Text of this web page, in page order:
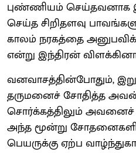
புண்ணியம் செய்தவனாக
செய்த சிறிதளவு
காலம் நரகத்தை
என்று இந்திரன்
வனவாசத்தின்போதும்,
தருமனைச் சோதித்த
சொர்க்கத்திலும் அவனைச்
அந்த மூன்று
பெயருக்கு ஏற்ப